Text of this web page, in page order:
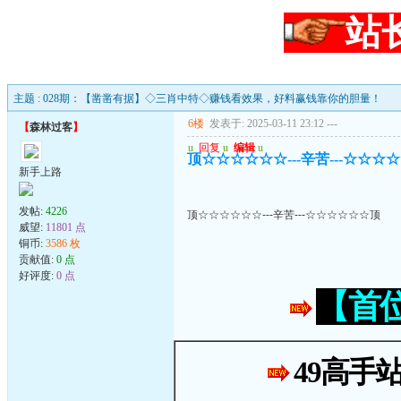
站
主题 : 028期：【凿凿有据】◇三肖中特◇赚钱看效果，好料赢钱靠你的胆量！
【森林过客】
新手上路
发帖: 4226
威望: 11801 点
铜币: 3586 枚
贡献值: 0 点
好评度: 0 点
6楼 发表于: 2025-03-11 23:12 ---
u 回复 u 编辑 u
顶☆☆☆☆☆☆---辛苦---
顶☆☆☆☆☆☆---辛苦---☆☆☆☆☆☆顶
【
49高手